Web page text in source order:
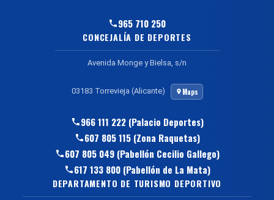
965 710 250
CONCEJALÍA DE DEPORTES
Avenida Monge y Bielsa, s/n
03183 Torrevieja (Alicante) Maps
966 111 222 (Palacio Deportes)
607 805 115 (Zona Raquetas)
607 805 049 (Pabellón Cecilio Gallego)
617 133 800 (Pabellón de La Mata)
DEPARTAMENTO DE TURISMO DEPORTIVO